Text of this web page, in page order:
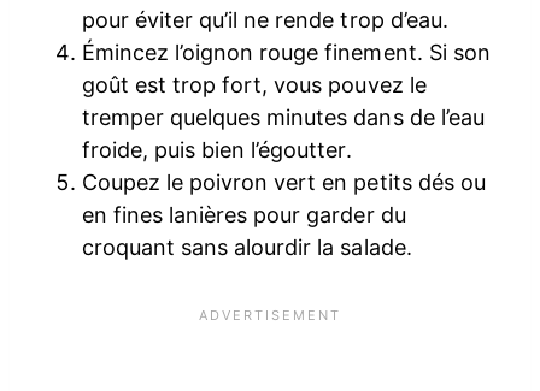
pour éviter qu’il ne rende trop d’eau.
Émincez l’oignon rouge finement. Si son
goût est trop fort, vous pouvez le
tremper quelques minutes dans de l’eau
froide, puis bien l’égoutter.
Coupez le poivron vert en petits dés ou
en fines lanières pour garder du
croquant sans alourdir la salade.